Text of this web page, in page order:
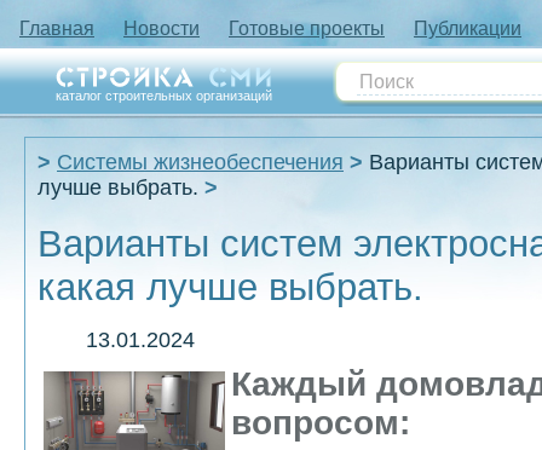
Главная Новости Готовые проекты Публикации
каталог строительных организаций
Системы жизнеобеспечения
Варианты
лучше выбрать.
Варианты систем
какая лучше выбрать.
13.01.2024
Каждый
вопросом: